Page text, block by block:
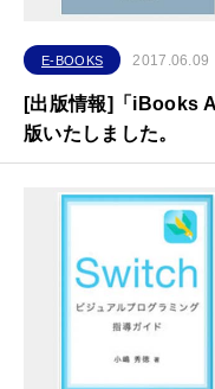
E-BOOKS 2017.06.09
[出版情報]「iBooks
版いたしました。